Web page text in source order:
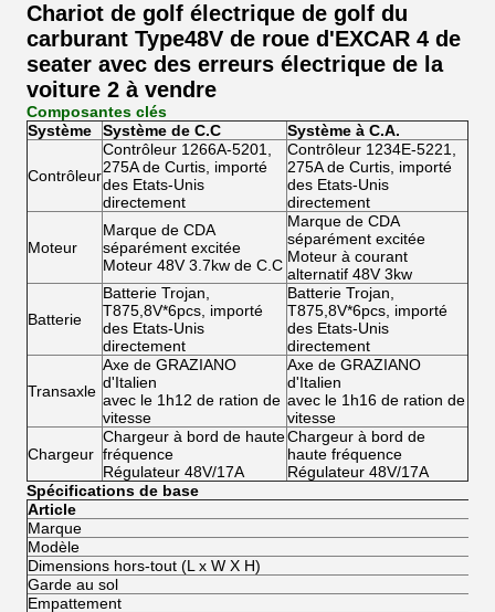
Chariot de golf électrique de golf du
carburant Type48V de roue d'EXCAR 4 de
seater avec des erreurs électrique de la
voiture 2 à vendre
Composantes clés
Système
Système de C.C Système à C.A.
Contrôleur
Contrôleur 1266A-5201,
275A de Curtis, importé
des Etats-Unis
directement
Contrôleur 1234E-5221,
275A de Curtis, importé
des Etats-Unis
directement
Moteur
Marque de CDA
séparément excitée
Moteur 48V 3.7kw de C.C
Marque de CDA
séparément excitée
Moteur à courant
alternatif 48V 3kw
Batterie
Batterie Trojan,
T875,8V*6pcs, importé
des Etats-Unis
directement
Batterie Trojan,
T875,8V*6pcs, importé
des Etats-Unis
directement
Transaxle
Axe de GRAZIANO
d'Italien
avec le 1h12 de ration de
vitesse
Axe de GRAZIANO
d'Italien
avec le 1h16 de ration de
vitesse
Chargeur
Chargeur à bord de haute
fréquence
Régulateur 48V/17A
Chargeur à bord de
haute fréquence
Régulateur 48V/17A
Spécifications de base
Article
Marque
Modèle
Dimensions hors-tout (L x W X H)
Garde au sol
Empattement